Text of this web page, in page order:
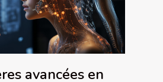
avancées en